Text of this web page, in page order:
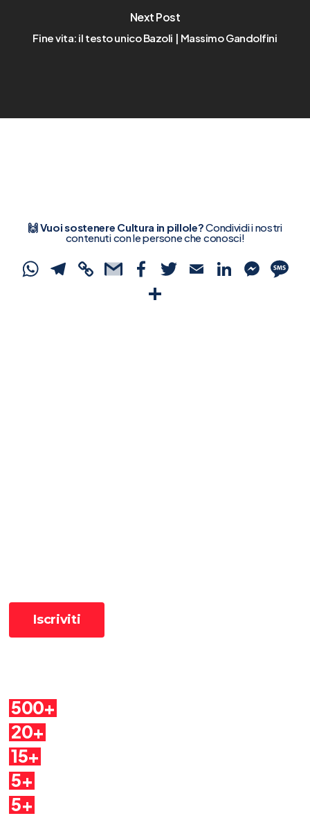
Next Post
Fine vita: il testo unico Bazoli | Massimo Gandolfini
🙌 Vuoi sostenere Cultura in pillole?Condividi i nostri
contenuti con le persone che conosci!
WhatsApp
Telegram
CopyGmailFacebook
Twitter
Email
500+
20+
15+
5+
5+